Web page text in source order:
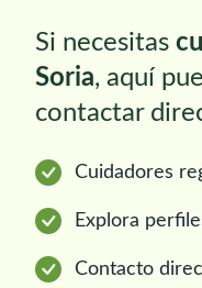
Si necesitas
Soria, aquí
contactar
Cuidadores
Explora
Contacto